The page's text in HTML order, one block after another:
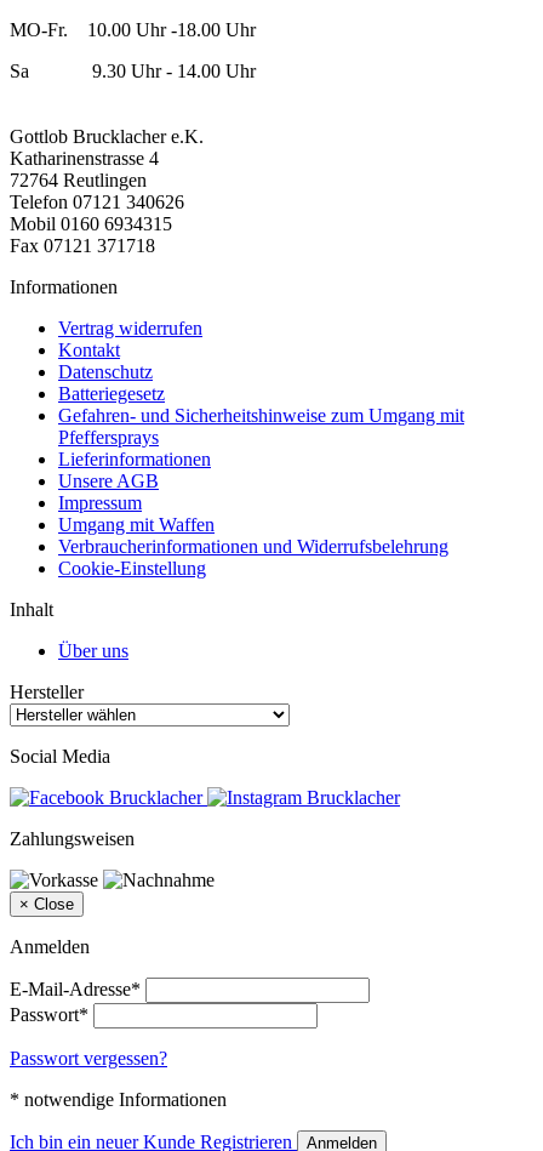
MO-Fr. 10.00 Uhr -18.00 Uhr
Sa 9.30 Uhr - 14.00 Uhr
Gottlob Brucklacher e.K.
Katharinenstrasse 4
72764 Reutlingen
Telefon 07121 340626
Mobil 0160 6934315
Fax 07121 371718
Informationen
Vertrag widerrufen
Kontakt
Datenschutz
Batteriegesetz
Gefahren- und Sicherheitshinweise zum Umgang mit
Pfeffersprays
Lieferinformationen
Unsere AGB
Impressum
Umgang mit Waffen
Verbraucherinformationen und Widerrufsbelehrung
Cookie-Einstellung
Inhalt
Über uns
Hersteller
Social Media
Zahlungsweisen
× Close
Anmelden
E-Mail-Adresse*
Passwort*
Passwort vergessen?
* notwendige Informationen
Ich bin ein neuer Kunde Registrieren Anmelden